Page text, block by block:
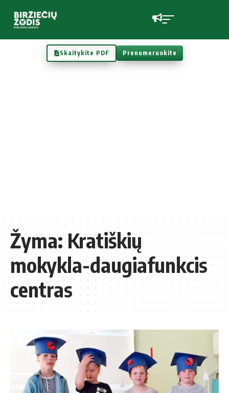
Skaitykite PDF Prenumeruokite
Žyma:Kratiškių
mokykla-daugiafunkcis
centras